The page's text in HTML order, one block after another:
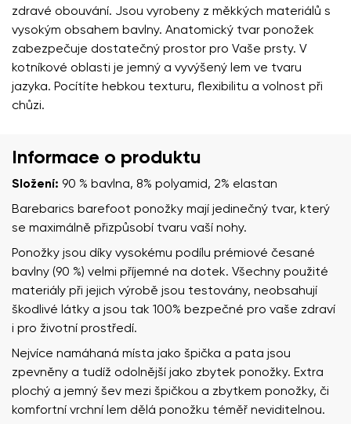
zdravé obouvání. Jsou vyrobeny z měkkých materiálů s
vysokým obsahem bavlny. Anatomický tvar ponožek
zabezpečuje dostatečný prostor pro Vaše prsty. V
kotníkové oblasti je jemný a vyvýšený lem ve tvaru
jazyka. Pocítíte hebkou texturu, flexibilitu a volnost při
chůzi.
Informace o produktu
Složení: 90 % bavlna, 8% polyamid, 2% elastan
Barebarics barefoot ponožky mají jedinečný tvar, který
se maximálně přizpůsobí tvaru vaší nohy.
Ponožky jsou díky vysokému podílu prémiové česané
bavlny (90 %) velmi příjemné na dotek. Všechny použité
materiály při jejich výrobě jsou testovány, neobsahují
škodlivé látky a jsou tak 100% bezpečné pro vaše zdraví
i pro životní prostředí.
Nejvíce namáhaná místa jako špička a pata jsou
zpevněny a tudíž odolnější jako zbytek ponožky. Extra
plochý a jemný šev mezi špičkou a zbytkem ponožky, či
komfortní vrchní lem dělá ponožku téměř neviditelnou.